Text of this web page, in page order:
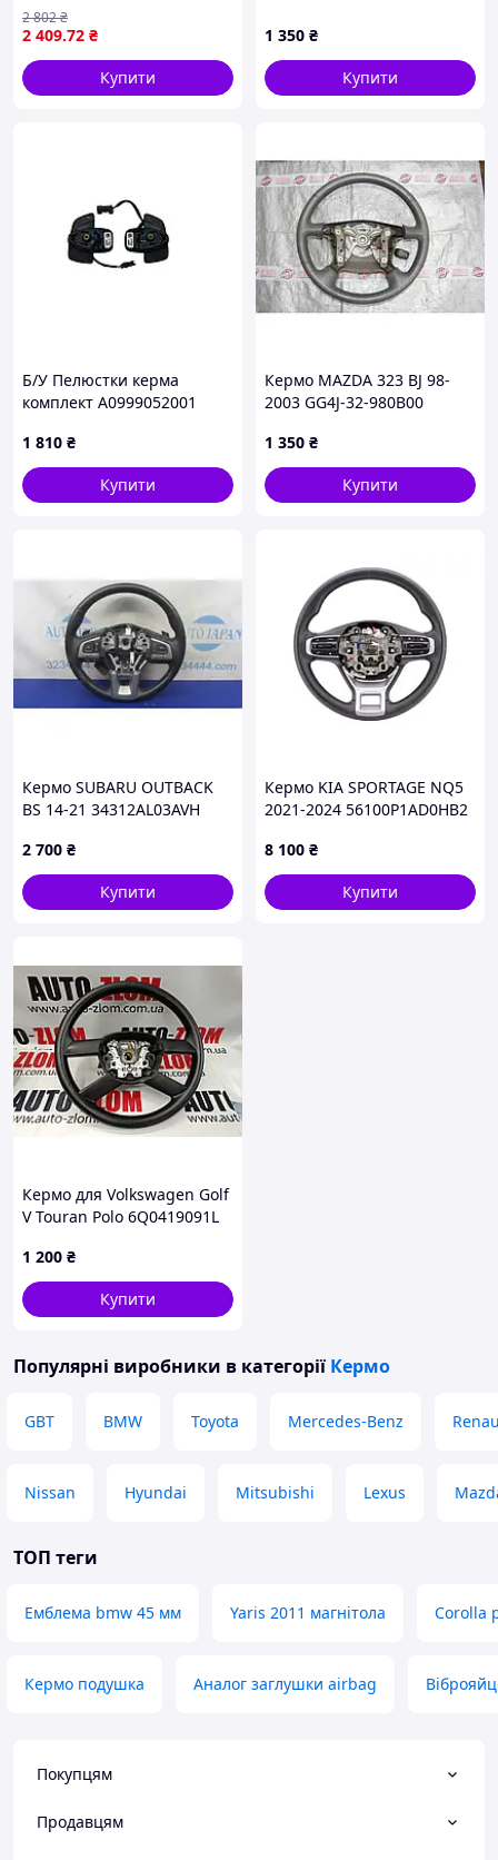
2 409.72 ₴
2 802₴
Купити
1 350 ₴
Купити
Б/У Пелюстки керма
комплект A0999052001
19-23 (A0999051901)
1 810 ₴
Купити
Кермо MAZDA 323 BJ 98-
2003 GG4J-32-980B00
1 350 ₴
Купити
Кермо SUBARU OUTBACK
BS 14-21 34312AL03AVH
2 700 ₴
Купити
Кермо KIA SPORTAGE NQ5
2021-2024 56100P1AD0HB2
8 100 ₴
Купити
Кермо для Volkswagen Golf
V Touran Polo 6Q0419091L
1 200 ₴
Купити
Популярні виробники в категорії Кермо
GBT BMW Toyota Mercedes-Benz
Nissan Hyundai Mitsubishi Lexus
ТОП теги
Емблема bmw 45 мм Yaris 2011 магнітола Corolla
Кермо подушка Аналог заглушки airbag
Покупцям
Продавцям